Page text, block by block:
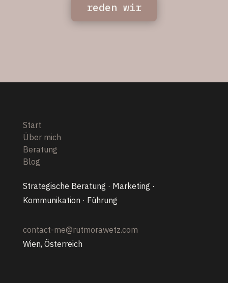
reden wir
Start
Über mich
Beratung
Blog
Strategische Beratung · Marketing ·
Kommunikation · Führung
contact-me@rutmorawetz.com
Wien, Österreich